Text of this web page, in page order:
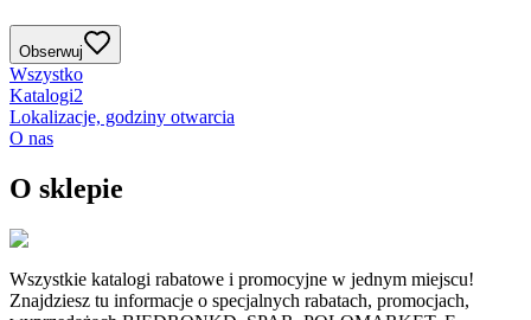
Obserwuj
Wszystko
Katalogi2
Lokalizacje, godziny otwarcia
O nas
O sklepie
Wszystkie katalogi rabatowe i promocyjne w jednym miejscu!
Znajdziesz tu informacje o specjalnych rabatach, promocjach,